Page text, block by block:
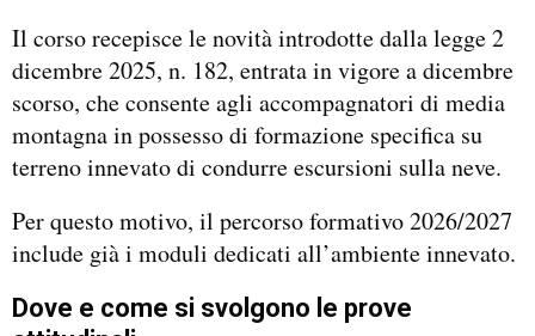
Il corso recepisce le novità introdotte dalla legge 2
dicembre 2025, n. 182, entrata in vigore a dicembre
scorso, che consente agli accompagnatori di media
montagna in possesso di formazione specifica su
terreno innevato di condurre escursioni sulla neve.
Per questo motivo, il percorso formativo 2026/2027
include già i moduli dedicati all’ambiente innevato.
Dove e come si svolgono le prove